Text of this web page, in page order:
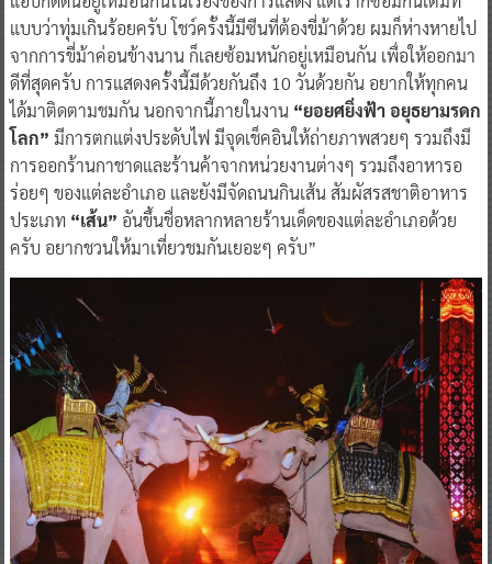
แบบว่าทุ่มเกินร้อยครับ โชว์ครั้งนี้มีซีนที่ต้องขี่ม้าด้วย ผมก็ห่างหายไป
จากการขี่ม้าค่อนข้างนาน ก็เลยซ้อมหนักอยู่เหมือนกัน เพื่อให้ออกมา
ดีที่สุดครับ การแสดงครั้งนี้มีด้วยกันถึง 10 วันด้วยกัน อยากให้ทุกคน
ได้มาติดตามชมกัน นอกจากนี้ภายในงาน “ยอยศยิ่งฟ้า อยุธยามรดก
โลก” มีการตกแต่งประดับไฟ มีจุดเช็คอินให้ถ่ายภาพสวยๆ รวมถึงมี
การออกร้านกาชาดและร้านค้าจากหน่วยงานต่างๆ รวมถึงอาหารอ
ร่อยๆ ของแต่ละอำเภอ และยังมีจัดถนนกินเส้น สัมผัสรสชาติอาหาร
ประเภท“เส้น” อันขึ้นชื่อหลากหลายร้านเด็ดของแต่ละอำเภอด้วย
ครับ อยากชวนให้มาเที่ยวชมกันเยอะๆ ครับ”